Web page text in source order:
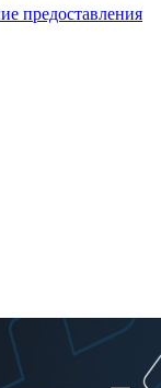
предоставления